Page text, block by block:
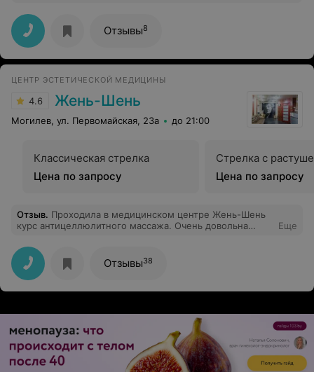
Отзывы8
ЦЕНТР ЭСТЕТИЧЕСКОЙ МЕДИЦИНЫ
4.6 Жень-Шень
Могилев, ул. Первомайская, 23а до 21:00
Классическая стрелка
Цена по запросу
Стрелка с
Цена по запросу
Отзыв. Проходила в медицинском центре Жень-Шень
курс антицеллюлитного массажа. Очень довольна
процедуры), вакуумно-роликовый массаж (15
процедур), обертывание Таламарин (5 процедур).
Сейчас хожу на поддерживающие процедуры 2 раза в
месяц. Результат- красивые упругие ножки! Спасибо!
Еще
Отзывы38